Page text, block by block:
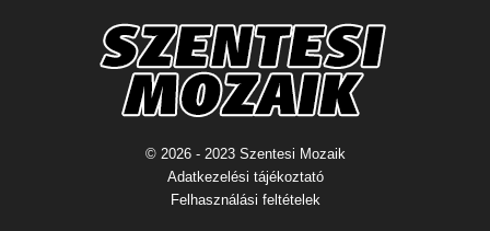
© 2026 - 2023 Szentesi Mozaik
Adatkezelési tájékoztató
Felhasználási feltételek